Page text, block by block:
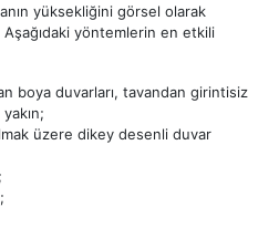
yüksekliğini görsel olarak
Aşağıdaki yöntemlerin en etkili
boya duvarları, tavandan girintisiz
üzere dikey desenli duvar